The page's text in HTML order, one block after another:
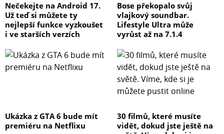
Nečekejte na Android 17.
Už teď si můžete ty
nejlepší funkce vyzkoušet
i ve starších verzích
Bose překopalo svůj
vlajkový soundbar.
Lifestyle Ultra může
vyrůst až na 7.1.4
Ukázka z GTA 6 bude mít
premiéru na Netflixu
30 filmů, které musíte
vidět, dokud jste ještě na